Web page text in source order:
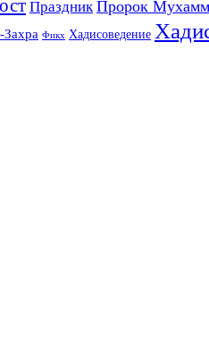
Праздник Пророк
Фикх Хадисоведение